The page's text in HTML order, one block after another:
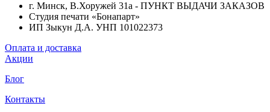
г. Минск, В.Хоружей 31а - ПУНКТ ВЫДАЧИ ЗАКАЗОВ
Студия печати «Бонапарт»
ИП Зыкун Д.А. УНП 101022373
Оплата и доставка
Акции
Блог
Контакты